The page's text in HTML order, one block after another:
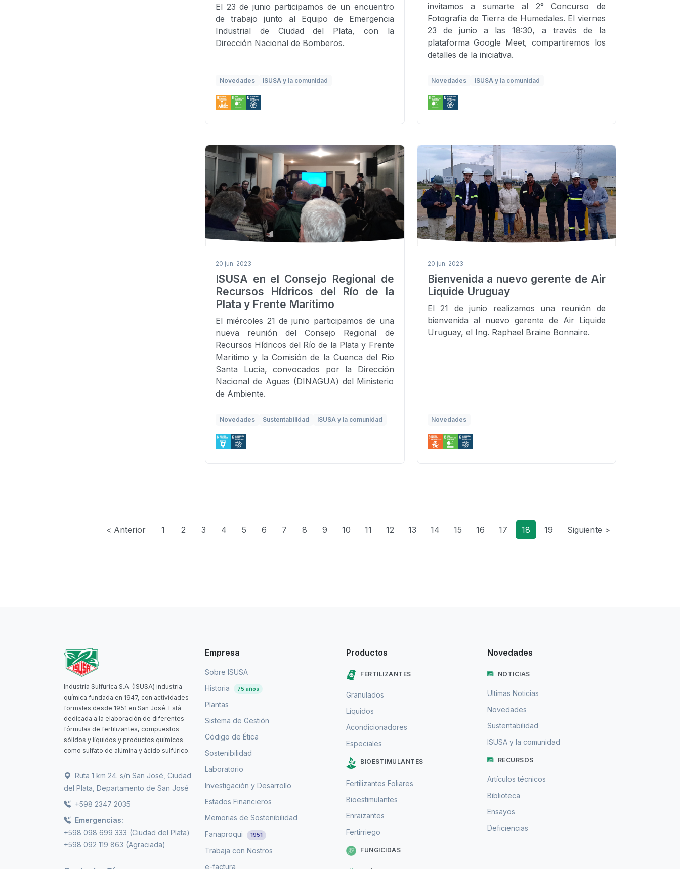
El 23 de junio participamos de un encuentro
de trabajo junto al Equipo de Emergencia
Industrial de Ciudad del Plata, con la
Dirección Nacional de Bomberos.
Novedades ISUSA y la comunidad
invitamos a sumarte al 2° Concurso de
Fotografía de Tierra de Humedales. El viernes
23 de junio a las 18:30, a través de la
plataforma Google Meet, compartiremos los
detalles de la iniciativa.
Novedades ISUSA y la comunidad
20 jun. 2023
ISUSA en el Consejo Regional de
Recursos Hídricos del Río de la
Plata y Frente Marítimo
El miércoles 21 de junio participamos de una
nueva reunión del Consejo Regional de
Recursos Hídricos del Río de la Plata y Frente
Marítimo y la Comisión de la Cuenca del Río
Santa Lucía, convocados por la Dirección
Nacional de Aguas (DINAGUA) del Ministerio
de Ambiente.
Novedades Sustentabilidad ISUSA y la comunidad
20 jun. 2023
Bienvenida a nuevo gerente de Air
Liquide Uruguay
El 21 de junio realizamos una reunión de
bienvenida al nuevo gerente de Air Liquide
Uruguay, el Ing. Raphael Braine Bonnaire.
Novedades
< Anterior 1 2 3 4 5 6 7 8 9 10 11 12 13 14 15 16 17 18 19 Siguiente >
Industria Sulfurica S.A. (ISUSA) industria
química fundada en 1947, con actividades
formales desde 1951 en San José. Está
dedicada a la elaboración de diferentes
fórmulas de fertilizantes, compuestos
sólidos y líquidos y productos químicos
como sulfato de alúmina y ácido sulfúrico.
Ruta 1 km 24. s/n San José, Ciudad
del Plata, Departamento de San José
+598 2347 2035
Emergencias:
+598 098 699 333 (Ciudad del Plata)
+598 092 119 863 (Agraciada)
Empresa
Sobre ISUSA
Historia
75 años
Plantas
Sistema de Gestión
Código de Ética
Sostenibilidad
Laboratorio
Investigación y Desarrollo
Estados Financieros
Memorias de Sostenibilidad
Fanaproqui
1951
Trabaja con Nostros
e-factura
Productos
FERTILIZANTES
Granulados
Líquidos
Acondicionadores
Especiales
BIOESTIMULANTES
Fertilizantes Foliares
Bioestimulantes
Enraizantes
Fertirriego
FUNGICIDAS
Novedades
NOTICIAS
Ultimas Noticias
Novedades
Sustentabilidad
ISUSA y la comunidad
RECURSOS
Artículos técnicos
Biblioteca
Ensayos
Deficiencias